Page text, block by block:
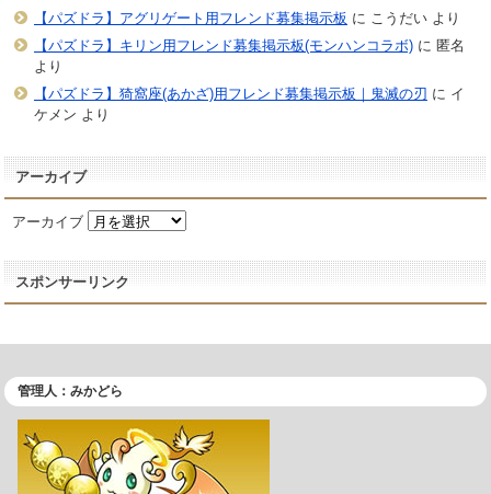
【パズドラ】アグリゲート用フレンド募集掲示板 に こうだいより
【パズドラ】キリン用フレンド募集掲示板(モンハンコラボ)に 匿名
より
【パズドラ】猗窩座(あかざ)用フレンド募集掲示板｜鬼滅の刃 に イ
ケメン より
アーカイブ
アーカイブ
スポンサーリンク
管理人：みかどら